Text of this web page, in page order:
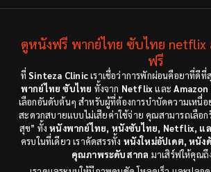
ดูหนังฟรี พากย์ไทย ซับไทย netflix
ฟรี
ที่Sinteza Clinicเราเชื่อว่าการพักผ่อนคือยาที่ดีที่
พากย์ไทย ซับไทย ทั้งจาก Netflixและ
เลือกอันดับต้นๆ สำหรับผู้ที่ต้องการบำบัดความเหนื่
สะดวกสบายแบบไม่เสียค่าใช้จ่าย คุณสามารถเลือก
สุข” ทั้งหนังพากย์ไทย, หนังซับไทย, Netflix, แล
ครบในที่เดียว เราคัดสรรทั้ง หนังใหม่อัปเดต, หนัง
คุณภาพระดับสากล มาเสิร์ฟให้คุณถึ